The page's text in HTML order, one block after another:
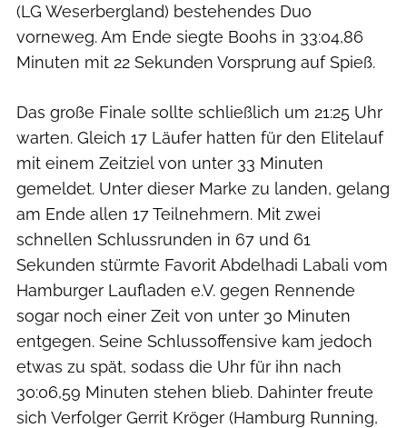
(LG Weserbergland) bestehendes Duo
vorneweg. Am Ende siegte Boohs in 33:04,86
Minuten mit 22 Sekunden Vorsprung auf Spieß.
Das große Finale sollte schließlich um 21:25 Uhr
warten. Gleich 17 Läufer hatten für den Elitelauf
mit einem Zeitziel von unter 33 Minuten
gemeldet. Unter dieser Marke zu landen, gelang
am Ende allen 17 Teilnehmern. Mit zwei
schnellen Schlussrunden in 67 und 61
Sekunden stürmte Favorit Abdelhadi Labali vom
Hamburger Laufladen e.V. gegen Rennende
sogar noch einer Zeit von unter 30 Minuten
entgegen. Seine Schlussoffensive kam jedoch
etwas zu spät, sodass die Uhr für ihn nach
30:06,59 Minuten stehen blieb. Dahinter freute
sich Verfolger Gerrit Kröger (Hamburg Running,